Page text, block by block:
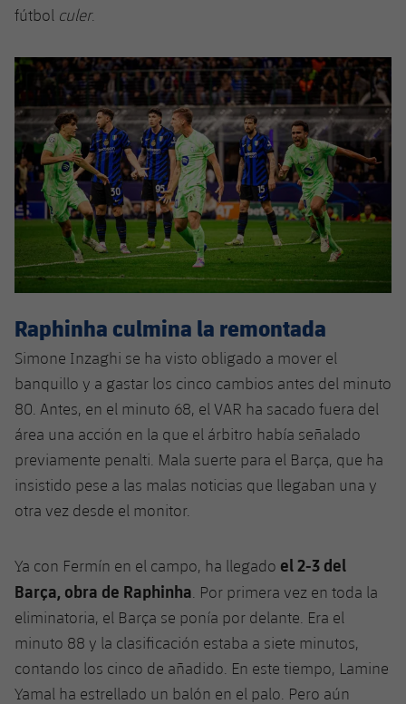
fútbol culer.
Raphinha culmina la remontada
Simone Inzaghi se ha visto obligado a mover el
banquillo y a gastar los cinco cambios antes del minuto
80. Antes, en el minuto 68, el VAR ha sacado fuera del
área una acción en la que el árbitro había señalado
previamente penalti. Mala suerte para el Barça, que ha
insistido pese a las malas noticias que llegaban una y
otra vez desde el monitor.
Ya con Fermín en el campo, ha llegado el 2-3 del
Barça, obra de Raphinha . Por primera vez en toda la
eliminatoria, el Barça se ponía por delante. Era el
minuto 88 y la clasificación estaba a siete minutos,
contando los cinco de añadido. En este tiempo, Lamine
Yamal ha estrellado un balón en el palo. Pero aún